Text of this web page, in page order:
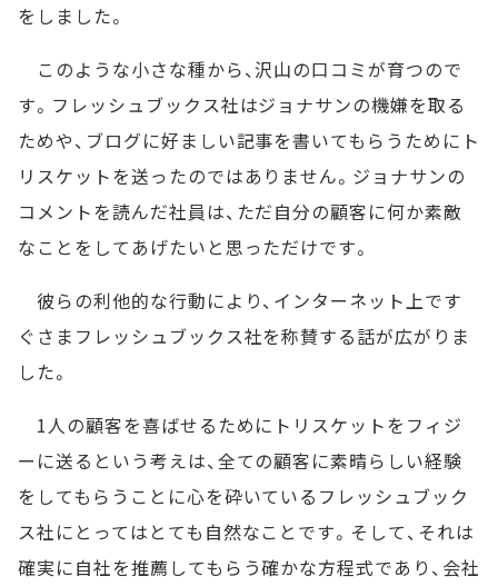
をしました。
このような小さな種から、沢山の口コミが育つので
す。フレッシュブックス社はジョナサンの機嫌を取る
ためや、ブログに好ましい記事を書いてもらうためにト
リスケットを送ったのではありません。ジョナサンの
コメントを読んだ社員は、ただ自分の顧客に何か素敵
なことをしてあげたいと思っただけです。
彼らの利他的な行動により、インターネット上です
ぐさまフレッシュブックス社を称賛する話が広がりま
した。
1人の顧客を喜ばせるためにトリスケットをフィジ
ーに送るという考えは、全ての顧客に素晴らしい経験
をしてもらうことに心を砕いているフレッシュブック
ス社にとってはとても自然なことです。そして、それは
確実に自社を推薦してもらう確かな方程式であり、会社